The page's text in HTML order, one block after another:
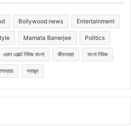
Bollywood news Entertainment
Mamata Banerjee Politics
ওয়ান ওয়ার্ল্ড নিউজ বাংলা জীবনধারা বাংলা নিউজ
স্বাস্থ্য